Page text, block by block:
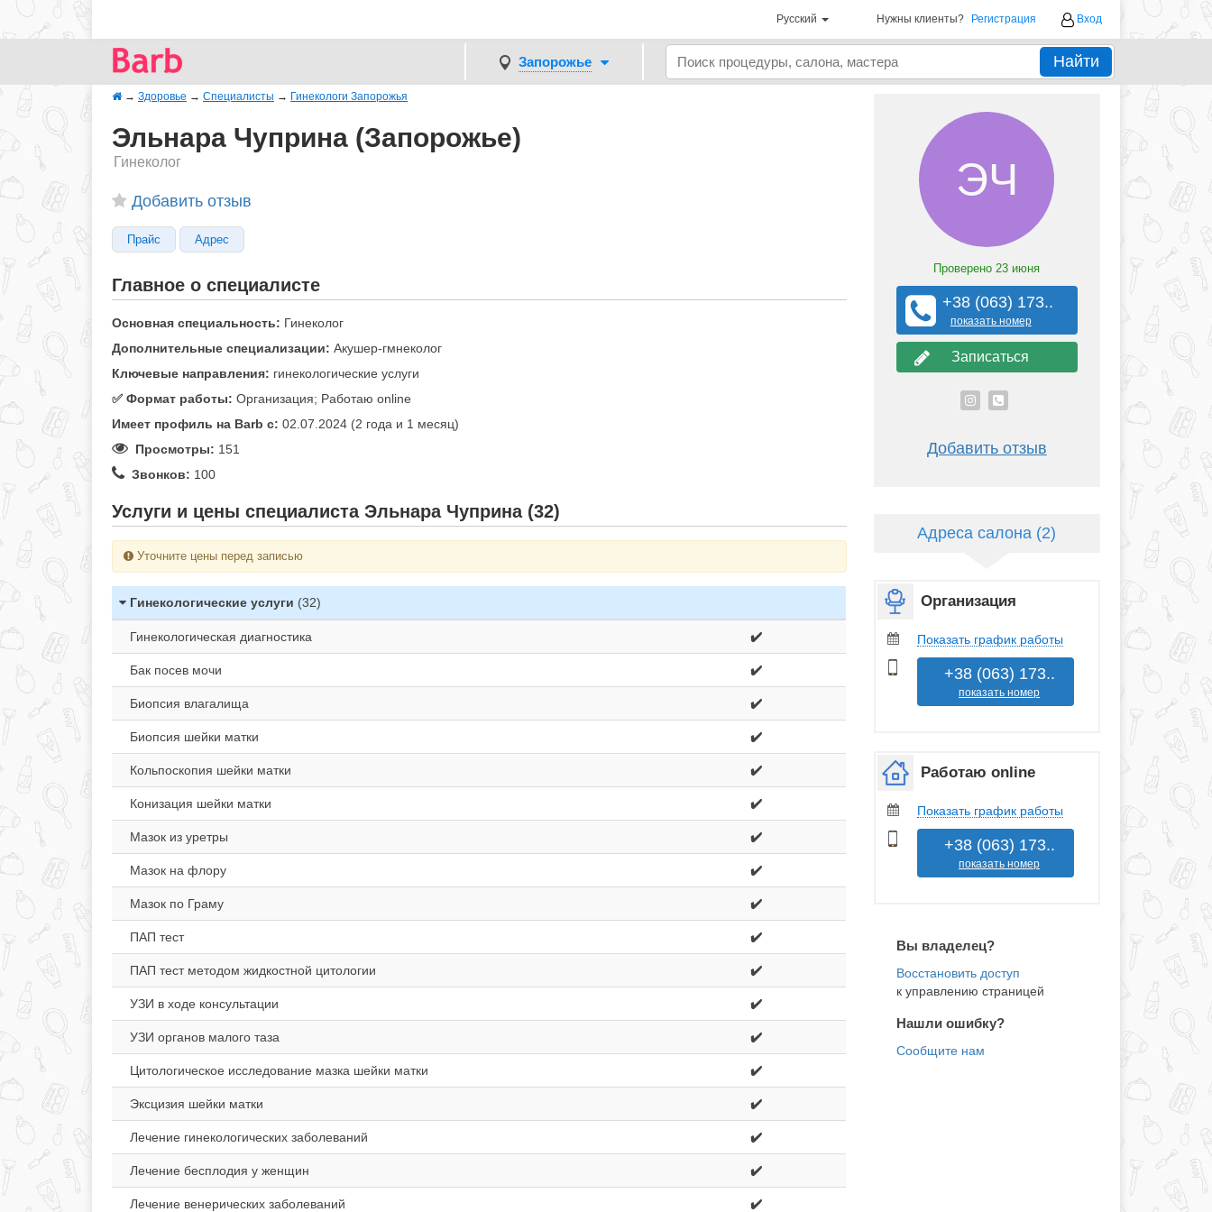
Русский Нужны клиенты? Регистрация Вход
Запорожье Найти
→ Здоровье → Специалисты → Гинекологи Запорожья
Эльнара Чуприна (Запорожье)
Гинеколог
Добавить отзыв
Прайс Адрес
Главное о специалисте
Основная специальность: Гинеколог
Дополнительные специализации: Акушер-гмнеколог
Ключевые направления: гинекологические услуги
✅️ Формат работы: Организация; Работаю online
Имеет профиль на Barb c: 02.07.2024 (2 года и 1 месяц)
Просмотры: 151
Звонков: 100
Услуги и цены специалиста Эльнара Чуприна (32)
Уточните цены перед записью
Гинекологические услуги (32)
Гинекологическая диагностика ✔️
Бак посев мочи ✔️
Биопсия влагалища ✔️
Биопсия шейки матки ✔️
Кольпоскопия шейки матки ✔️
Конизация шейки матки ✔️
Мазок из уретры ✔️
Мазок на флору ✔️
Мазок по Граму ✔️
ПАП тест ✔️
ПАП тест методом жидкостной цитологии ✔️
УЗИ в ходе консультации ✔️
УЗИ органов малого таза ✔️
Цитологическое исследование мазка шейки матки ✔️
Эксцизия шейки матки ✔️
Лечение гинекологических заболеваний ✔️
Лечение бесплодия у женщин ✔️
Лечение венерических заболеваний ✔️
ЭЧ
Проверено23 июня
+38 (063) 173..
показать номер
Записаться
Добавить отзыв
Адреса салона (2)
Организация
Показать график работы
+38 (063) 173..
показать номер
Работаю online
Показать график работы
+38 (063) 173..
показать номер
Вы владелец?
к управлению страницей
Нашли ошибку?